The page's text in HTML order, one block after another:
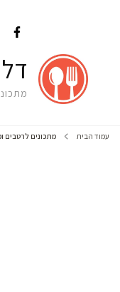
עמוד הבית מתכונים לרטבים